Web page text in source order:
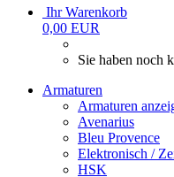
Ihr Warenkorb
0,00 EUR
Sie haben noch
Armaturen
Armaturen
Avenarius
Bleu Provence
Elektronisch /
HSK